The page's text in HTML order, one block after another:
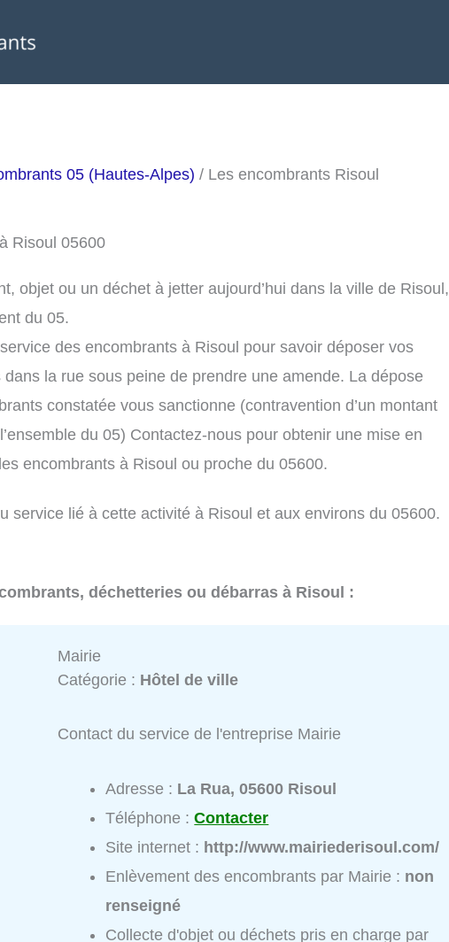
05 (Hautes-Alpes) / Les encombrants Risoul
Risoul 05600
objet ou un déchet à jetter aujourd’hui dans la ville de Risoul,
du 05.
des encombrants à Risoul pour savoir déposer vos
la rue sous peine de prendre une amende. La dépose
constatée vous sanctionne (contravention d’un montant
du 05) Contactez-nous pour obtenir une mise en
encombrants à Risoul ou proche du 05600.
service lié à cette activité à Risoul et aux environs du 05600.
déchetteries ou débarras à Risoul :
Mairie
Catégorie : Hôtel de ville
Contact du service de l'entreprise Mairie
Adresse : La Rua, 05600 Risoul
Téléphone :Contacter
Site internet : http://www.mairiederisoul.com/
Enlèvement des encombrants par Mairie : non
renseigné
Collecte d'objet ou déchets pris en charge par